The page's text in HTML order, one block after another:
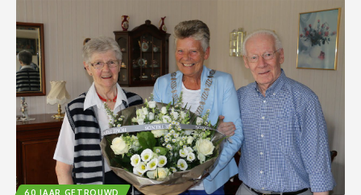
60 JAAR GETROUWD